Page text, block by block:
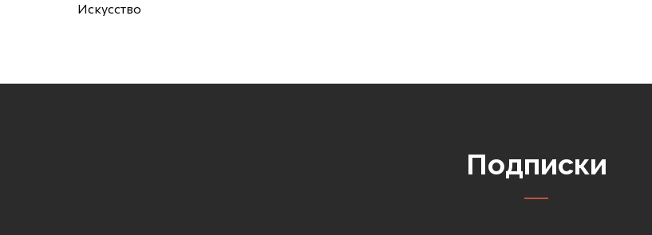
Искусство
Подписки